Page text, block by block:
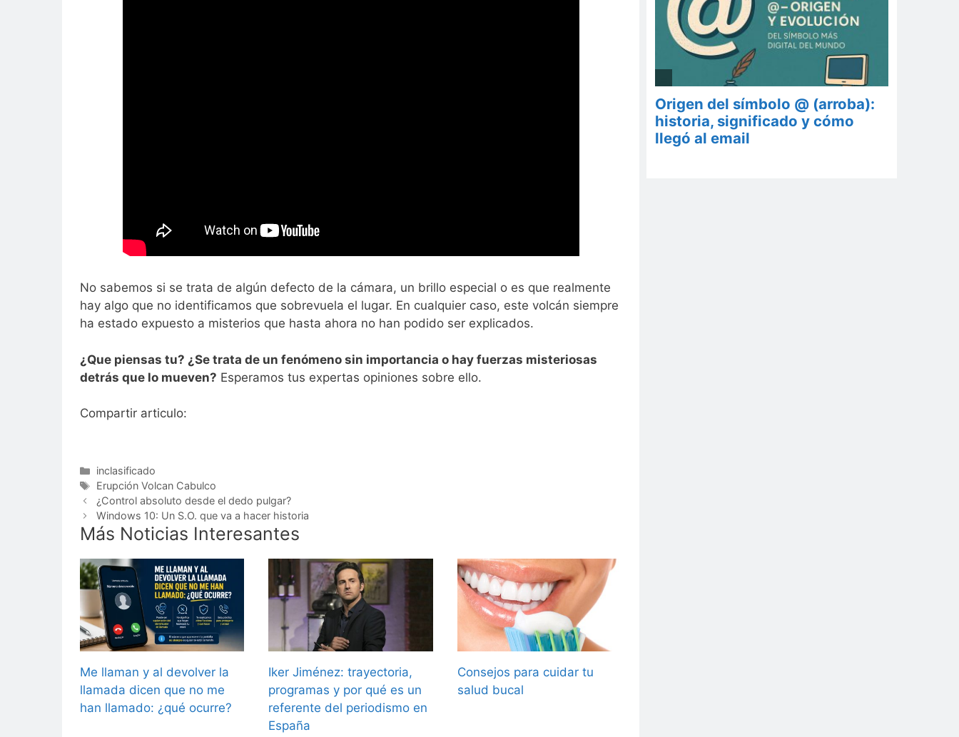
No sabemos si se trata de algún defecto de la cámara, un brillo especial o es que realmente
hay algo que no identificamos que sobrevuela el lugar. En cualquier caso, este volcán siempre
ha estado expuesto a misterios que hasta ahora no han podido ser explicados.
¿Que piensas tu? ¿Se trata de un fenómeno sin importancia o hay fuerzas misteriosas
detrás que lo mueven? Esperamos tus expertas opiniones sobre ello.
Compartir articulo:
Categorías
inclasificado
Etiquetas
Erupción Volcan Cabulco
¿Control absoluto desde el dedo pulgar?
Windows 10: Un S.O. que va a hacer historia
Más Noticias Interesantes
Me llaman y al devolver la
llamada dicen que no me
han llamado: ¿qué ocurre?
Iker Jiménez: trayectoria,
programas y por qué es un
referente del periodismo en
España
Consejos para cuidar tu
salud bucal